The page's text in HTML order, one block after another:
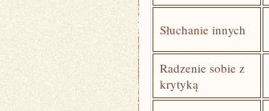
Słuchanie innych
Radzenie sobie⁢ z⁤
krytyką